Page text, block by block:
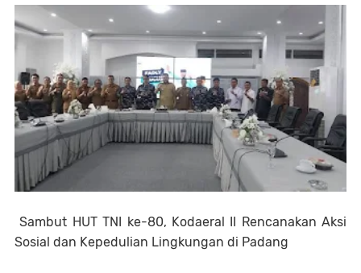
Sambut HUT TNI ke-80, Kodaeral II Rencanakan Aksi
Sosial dan Kepedulian Lingkungan di Padang